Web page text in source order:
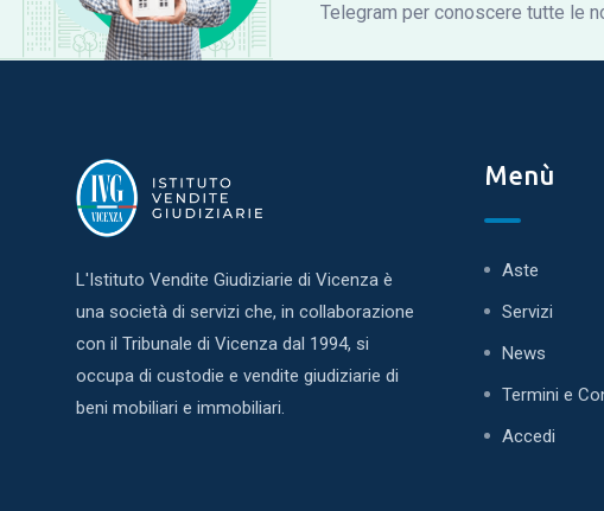
Telegram per conoscere tutte le
L'Istituto Vendite Giudiziarie di Vicenza è
una società di servizi che, in collaborazione
con il Tribunale di Vicenza dal 1994, si
occupa di custodie e vendite giudiziarie di
beni mobiliari e immobiliari.
Menù
Aste
Servizi
News
Termini e
Accedi